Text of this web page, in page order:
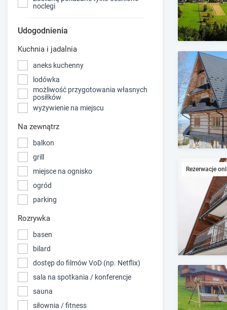
noclegi
Udogodnienia
Kuchnia i jadalnia
aneks kuchenny
lodówka
możliwość przygotowania własnych
posiłków
wyżywienie na miejscu
Na zewnątrz
balkon
grill
miejsce na ognisko
ogród
parking
Rozrywka
basen
bilard
dostęp do filmów VoD (np. Netflix)
sala na spotkania / konferencje
sauna
siłownia / fitness
Rezerwacje